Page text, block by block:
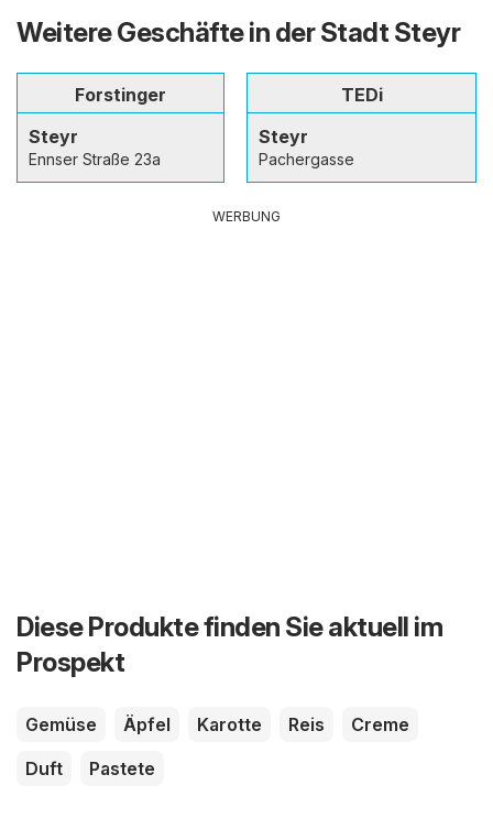
Weitere Geschäfte in der Stadt Steyr
Forstinger
Steyr
Ennser Straße 23a
TEDi
Steyr
Pachergasse
WERBUNG
Diese Produkte finden Sie aktuell im
Prospekt
Gemüse Äpfel Karotte Reis
Creme
Duft
Pastete